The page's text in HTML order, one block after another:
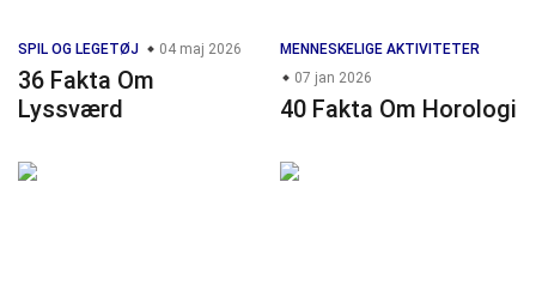
SPIL OG LEGETØJ 04 maj 2026
36 Fakta Om
Lyssværd
MENNESKELIGE AKTIVITETER
07 jan 2026
40 Fakta Om Horologi